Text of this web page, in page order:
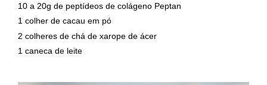
10 a 20g de peptídeos de colágeno Peptan
1 colher de cacau em pó
2 colheres de chá de xarope de ácer
1 caneca de leite